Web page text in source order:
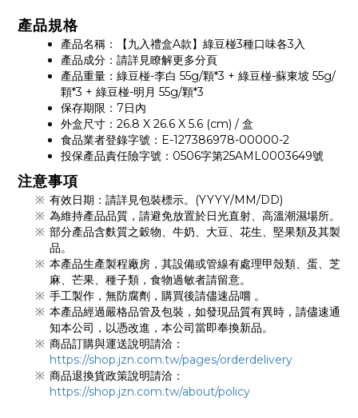
產品規格
產品名稱：【九入禮盒A款】綠豆椪3種口味各3入
產品成分：請詳見瞭解更多分頁
產品重量：綠豆椪-李白 55g/顆*3 + 綠豆椪-蘇東坡 55g/
顆*3 + 綠豆椪-明月 55g/顆*3
保存期限：7日內
外盒尺寸：26.8 X 26.6 X 5.6 (cm) / 盒
食品業者登錄字號：E-127386978-00000-2
投保產品責任險字號：0506字第25AML0003649號
注意事項
有效日期：請詳見包裝標示。(YYYY/MM/DD)
為維持產品品質，請避免放置於日光直射、高溫潮濕場所。
部分產品含麩質之穀物、牛奶、大豆、花生、堅果類及其製
品。
本產品生產製程廠房，其設備或管線有處理甲殼類、蛋、芝
麻、芒果、種子類，食物過敏者請留意。
手工製作，無防腐劑，購買後請儘速品嚐 。
本產品經過嚴格品管及包裝，如發現品質有異時，請儘速通
知本公司，以憑改進，本公司當即奉換新品。
商品訂購與運送說明請洽：
https://shop.jzn.com.tw/pages/orderdelivery
商品退換貨政策說明請洽：
https://shop.jzn.com.tw/about/policy